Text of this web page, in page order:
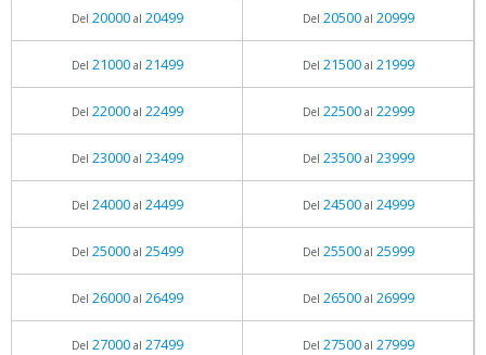
Del 20000al 20499 Del 20500al 20999
Del 21000al 21499 Del 21500al 21999
Del 22000al 22499 Del 22500al 22999
Del 23000al 23499 Del 23500al 23999
Del 24000al 24499 Del 24500al 24999
Del 25000al 25499 Del 25500al 25999
Del 26000al 26499 Del 26500al 26999
Del 27000al 27499 Del 27500al 27999